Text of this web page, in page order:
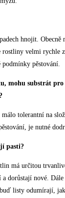
hnojit. Obecně
rostliny velmi rychle
pěstování.
mohu substrát
tolerantní na
je nutné
pasti?
má určitou
dorůstají nové.
listy odumírají,